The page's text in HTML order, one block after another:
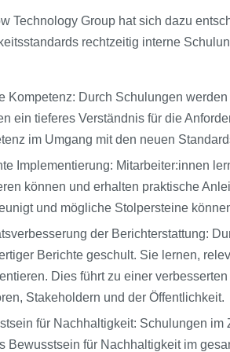
Technology Group hat sich dazu
rechtzeitig interne
Kompetenz: Durch Schulungen
ein tieferes Verständnis für die
im Umgang mit den neuen
Implementierung: Mitarbeiter:innen
können und erhalten praktische
und mögliche Stolpersteine
der Berichterstattung:
Berichte geschult. Sie lernen,
Dies führt zu einer
Stakeholdern und der Öffentlichkeit.
für Nachhaltigkeit: Schulungen
Bewusstsein für Nachhaltigkeit im